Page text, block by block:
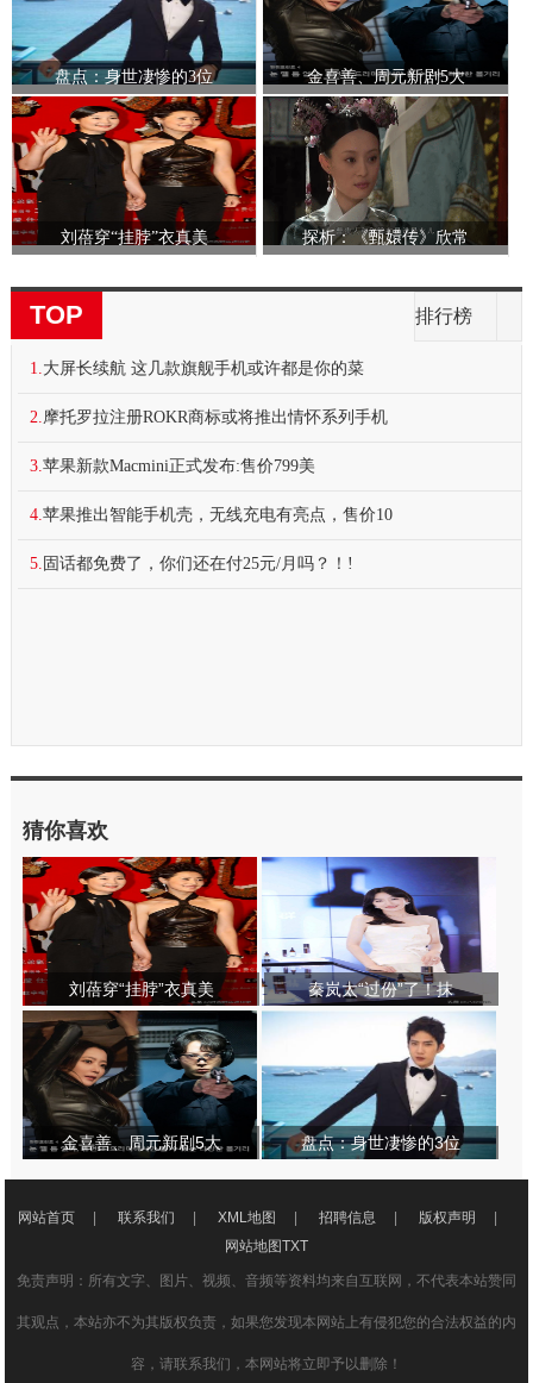
盘点：身世凄惨的3位 金喜善、周元新剧5大
刘蓓穿“挂脖”衣真美 探析：《甄嬛传》欣常
TOP 排行榜
1. 大屏长续航 这几款旗舰手机或许都是你的菜
2. 摩托罗拉注册ROKR商标或将推出情怀系列手机
3. 苹果新款Macmini正式发布:售价799美
4. 苹果推出智能手机壳，无线充电有亮点，售价10
5. 固话都免费了，你们还在付25元/月吗？！!
猜你喜欢
刘蓓穿“挂脖”衣真美 秦岚太“过份”了！抹
金喜善、周元新剧5大 盘点：身世凄惨的3位
网站首页 | 联系我们 | XML地图 | 招聘信息 | 版权声明
|
网站地图TXT
免责声明：所有文字、图片、视频、音频等资料均来自互联网，不代表本站赞同
其观点，本站亦不为其版权负责，如果您发现本网站上有侵犯您的合法权益的内
容，请联系我们，本网站将立即予以删除！